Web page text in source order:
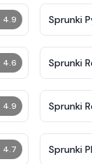
4.9 Sprunki
4.6 Sprunki
4.9 Sprunki
4.7 Sprunki